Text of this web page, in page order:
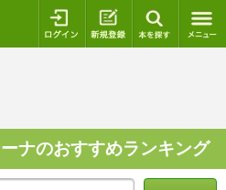
ログイン 新規登録
ナのおすすめランキング